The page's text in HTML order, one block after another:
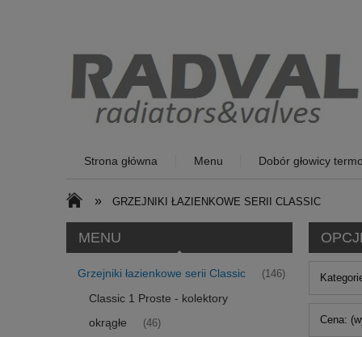
Strona główna Menu Dobór głowicy
» GRZEJNIKI ŁAZIENKOWE SERII CLASSIC
MENU
Grzejniki łazienkowe serii Classic (146)
Classic 1 Proste - kolektory
okrągłe
(46) Cena: